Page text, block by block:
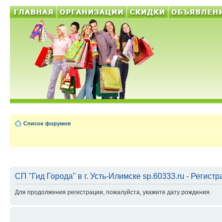
Список форумов
СП "Гид Города" в г. Усть-Илимске sp.60333.ru -
Для продолжения регистрации, пожалуйста, укажите дату рождения.